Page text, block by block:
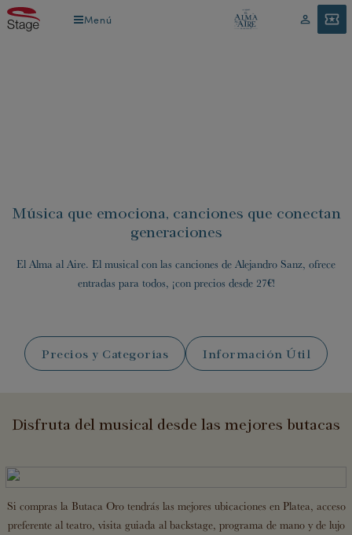
Pasar
al
Menú
Mi
cuenta
Música que emociona, canciones que conectan
generaciones
El Alma al Aire. El musical con las canciones de Alejandro Sanz, ofrece
entradas para todos, ¡con precios desde 27€!
Precios y Categorías Información Útil
Disfruta del musical desde las mejores butacas
Si compras la Butaca Oro tendrás las mejores ubicaciones en Platea, acceso
preferente al teatro, visita guiada al backstage, programa de mano y de lujo